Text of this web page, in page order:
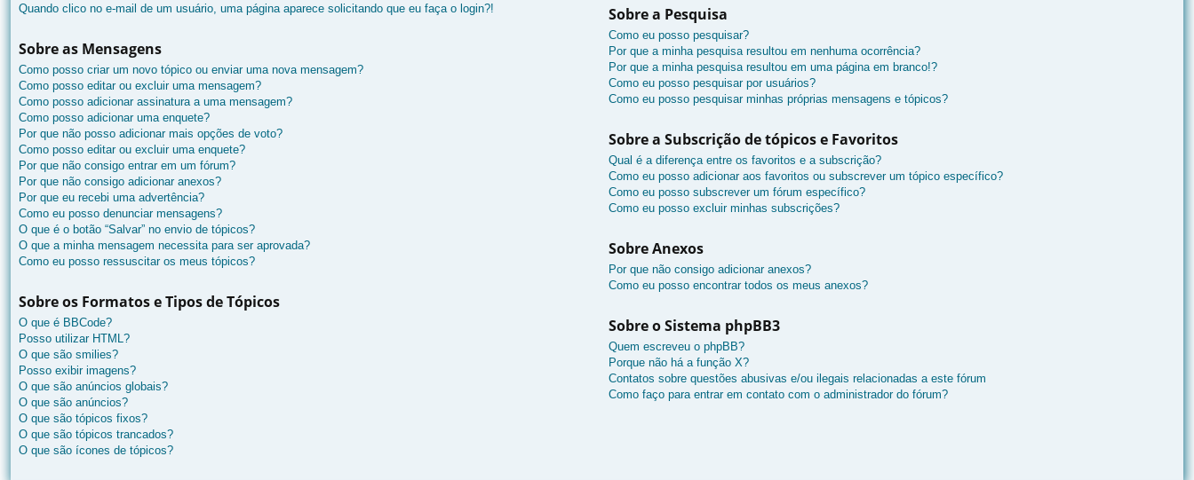
Quando clico no e-mail de um usuário, uma página aparece solicitando que eu faça o login?!
Sobre as Mensagens
Como posso criar um novo tópico ou enviar uma nova mensagem?
Como posso editar ou excluir uma mensagem?
Como posso adicionar assinatura a uma mensagem?
Como posso adicionar uma enquete?
Por que não posso adicionar mais opções de voto?
Como posso editar ou excluir uma enquete?
Por que não consigo entrar em um fórum?
Por que não consigo adicionar anexos?
Por que eu recebi uma advertência?
Como eu posso denunciar mensagens?
O que é o botão “Salvar” no envio de tópicos?
O que a minha mensagem necessita para ser aprovada?
Como eu posso ressuscitar os meus tópicos?
Sobre os Formatos e Tipos de Tópicos
O que é BBCode?
Posso utilizar HTML?
O que são smilies?
Posso exibir imagens?
O que são anúncios globais?
O que são anúncios?
O que são tópicos fixos?
O que são tópicos trancados?
O que são ícones de tópicos?
Sobre a Pesquisa
Como eu posso pesquisar?
Por que a minha pesquisa resultou em nenhuma ocorrência?
Por que a minha pesquisa resultou em uma página em branco!?
Como eu posso pesquisar por usuários?
Como eu posso pesquisar minhas próprias mensagens e tópicos?
Sobre a Subscrição de tópicos e Favoritos
Qual é a diferença entre os favoritos e a subscrição?
Como eu posso adicionar aos favoritos ou subscrever um tópico específico?
Como eu posso subscrever um fórum específico?
Como eu posso excluir minhas subscrições?
Sobre Anexos
Por que não consigo adicionar anexos?
Como eu posso encontrar todos os meus anexos?
Sobre o Sistema phpBB3
Quem escreveu o phpBB?
Porque não há a função X?
Contatos sobre questões abusivas e/ou ilegais relacionadas a este fórum
Como faço para entrar em contato com o administrador do fórum?